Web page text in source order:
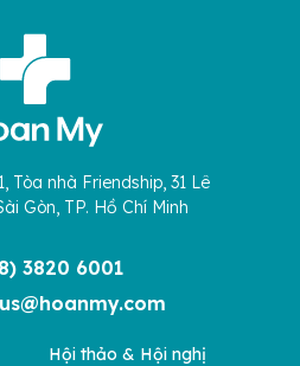
Tòa nhà Friendship, 31 Lê
Gòn, TP. Hồ Chí Minh
3820 6001
Hội thảo & Hội nghị